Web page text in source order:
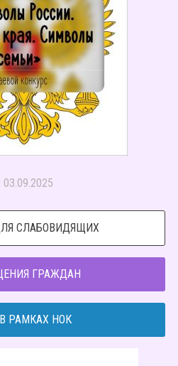
03.09.2025
СЛАБОВИДЯЩИХ
ГРАЖДАН
РАМКАХ НОК